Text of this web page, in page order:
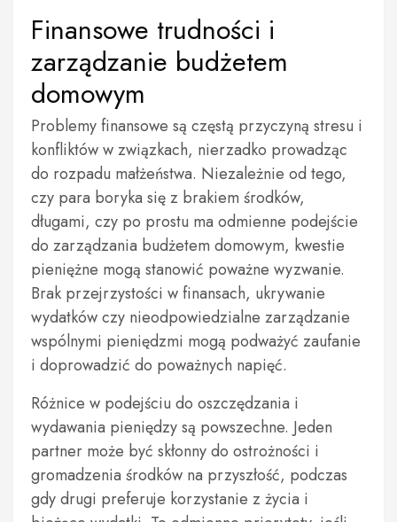
Finansowe trudności i
zarządzanie budżetem
domowym
Problemy finansowe są częstą przyczyną stresu i
konfliktów w związkach, nierzadko prowadząc
do rozpadu małżeństwa. Niezależnie od tego,
czy para boryka się z brakiem środków,
długami, czy po prostu ma odmienne podejście
do zarządzania budżetem domowym, kwestie
pieniężne mogą stanowić poważne wyzwanie.
Brak przejrzystości w finansach, ukrywanie
wydatków czy nieodpowiedzialne zarządzanie
wspólnymi pieniędzmi mogą podważyć zaufanie
i doprowadzić do poważnych napięć.
Różnice w podejściu do oszczędzania i
wydawania pieniędzy są powszechne. Jeden
partner może być skłonny do ostrożności i
gromadzenia środków na przyszłość, podczas
gdy drugi preferuje korzystanie z życia i